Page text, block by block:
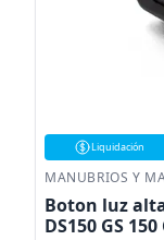
Liquidación
MANUBRIOS Y
Boton luz
DS150 GS